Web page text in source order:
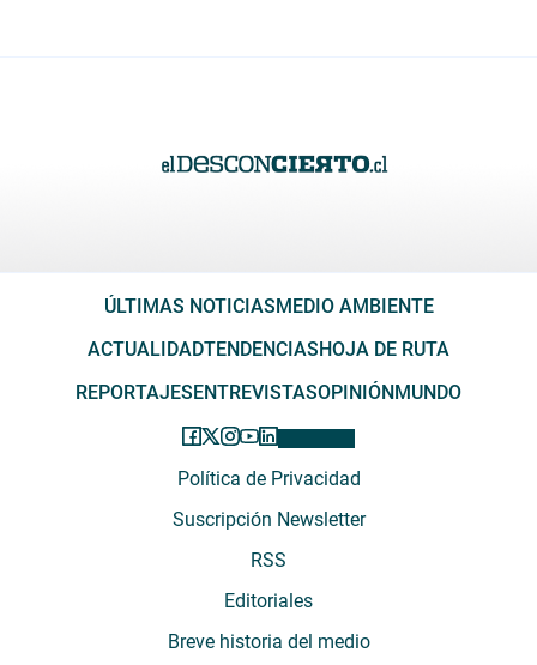
ÚLTIMAS NOTICIASMEDIO AMBIENTE
ACTUALIDADTENDENCIASHOJA DE RUTA
REPORTAJESENTREVISTASOPINIÓNMUNDO
Política de Privacidad
Suscripción Newsletter
RSS
Editoriales
Breve historia del medio